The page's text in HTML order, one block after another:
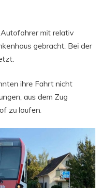
mit relativ
gebracht. Bei der
ihre Fahrt nicht
aus dem Zug
zu laufen.